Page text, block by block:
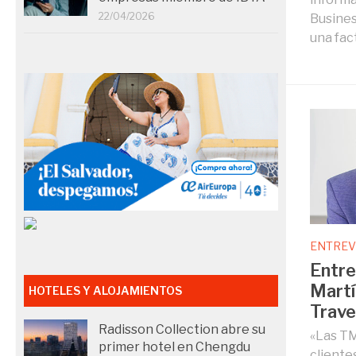
una
«Las
22/04/2026
HOTELES Y ALOJAMIENTOS
Radisson Collection abre su
primer hotel en Chengdu